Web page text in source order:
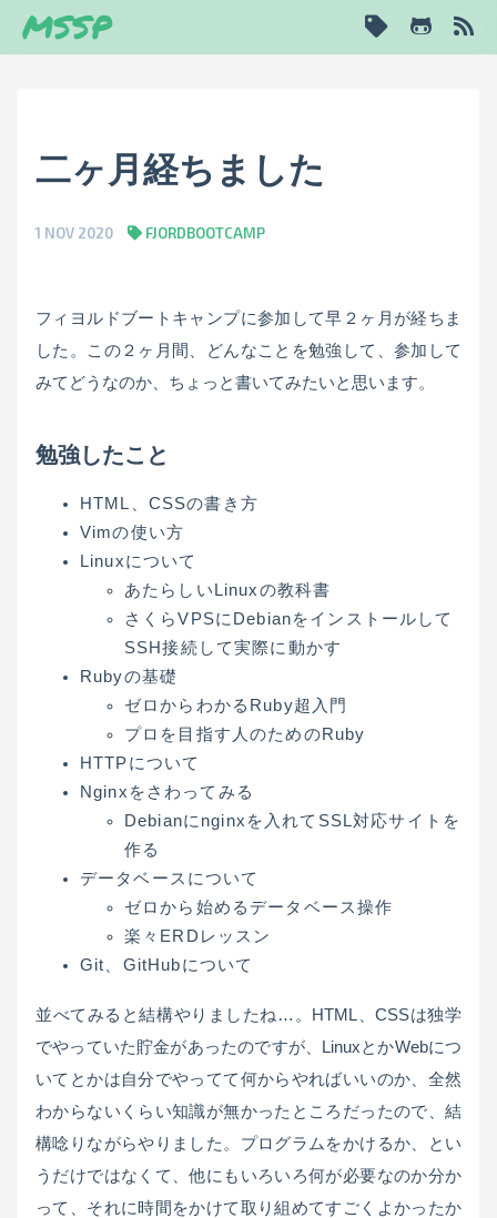
MSSP
二ヶ月経ちました
1 NOV 2020 FJORDBOOTCAMP
フィヨルドブートキャンプに参加して早２ヶ月が経ちま
した。この２ヶ月間、どんなことを勉強して、参加して
みてどうなのか、ちょっと書いてみたいと思います。
勉強したこと
HTML、CSSの書き方
Vimの使い方
Linuxについて
あたらしいLinuxの教科書
さくらVPSにDebianをインストールして
SSH接続して実際に動かす
Rubyの基礎
ゼロからわかるRuby超入門
プロを目指す人のためのRuby
HTTPについて
Nginxをさわってみる
Debianにnginxを入れてSSL対応サイトを
作る
データベースについて
ゼロから始めるデータベース操作
楽々ERDレッスン
Git、GitHubについて
並べてみると結構やりましたね…。HTML、CSSは独学
でやっていた貯金があったのですが、LinuxとかWebにつ
いてとかは自分でやってて何からやればいいのか、全然
わからないくらい知識が無かったところだったので、結
構唸りながらやりました。プログラムをかけるか、とい
うだけではなくて、他にもいろいろ何が必要なのか分か
って、それに時間をかけて取り組めてすごくよかったか